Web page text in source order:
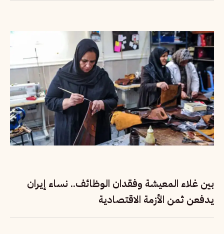
بين غلاء المعيشة وفقدان الوظائف.. نساء إيران
يدفعن ثمن الأزمة الاقتصادية